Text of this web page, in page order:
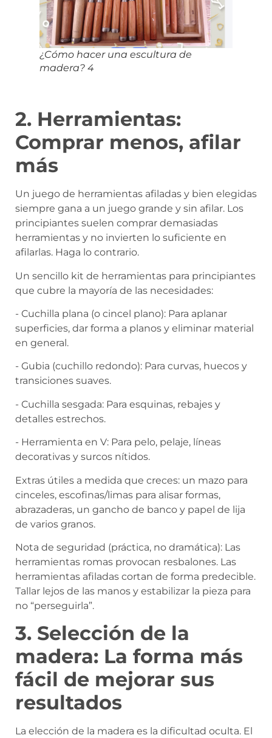
¿Cómo hacer una escultura de
madera? 4
2. Herramientas:
Comprar menos, afilar
más
Un juego de herramientas afiladas y bien elegidas
siempre gana a un juego grande y sin afilar. Los
principiantes suelen comprar demasiadas
herramientas y no invierten lo suficiente en
afilarlas. Haga lo contrario.
Un sencillo kit de herramientas para principiantes
que cubre la mayoría de las necesidades:
- Cuchilla plana (o cincel plano): Para aplanar
superficies, dar forma a planos y eliminar material
en general.
- Gubia (cuchillo redondo): Para curvas, huecos y
transiciones suaves.
- Cuchilla sesgada: Para esquinas, rebajes y
detalles estrechos.
- Herramienta en V: Para pelo, pelaje, líneas
decorativas y surcos nítidos.
Extras útiles a medida que creces: un mazo para
cinceles, escofinas/limas para alisar formas,
abrazaderas, un gancho de banco y papel de lija
de varios granos.
Nota de seguridad (práctica, no dramática): Las
herramientas romas provocan resbalones. Las
herramientas afiladas cortan de forma predecible.
Tallar lejos de las manos y estabilizar la pieza para
no “perseguirla”.
3. Selección de la
madera: La forma más
fácil de mejorar sus
resultados
La elección de la madera es la dificultad oculta. El